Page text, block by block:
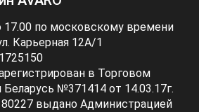
17.00 по московскому времени
Карьерная 12А/1
в Торговом
№371414 от 14.03.17г.
выдано Администрацией